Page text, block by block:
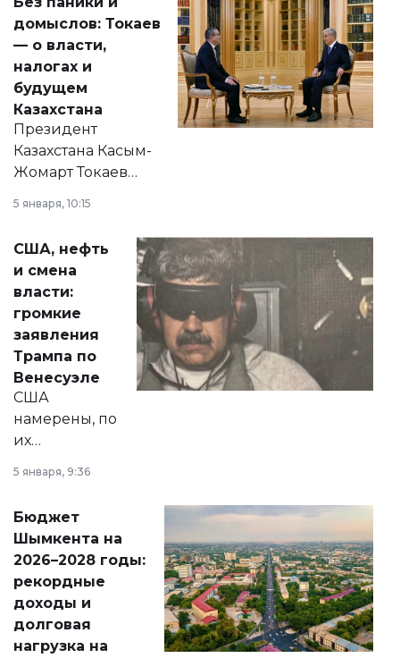
домыслов: Токаев
— о власти,
налогах и
будущем
Казахстана
Президент
Казахстана Касым-
Жомарт Токаев
сразу несколько
актуальных тем —
от слухов о
политических
реформах до
вопросов армии,
экономики и
личного здоровья.
5 января, 10:15
США, нефть
и смена
власти:
громкие
заявления
Трампа по
Венесуэле
США
намерены, по
их
принести
народу
Венесуэлы.
5 января, 9:36
Бюджет
Шымкента на
2026–2028 годы:
рекордные
доходы и
долговая
нагрузка на